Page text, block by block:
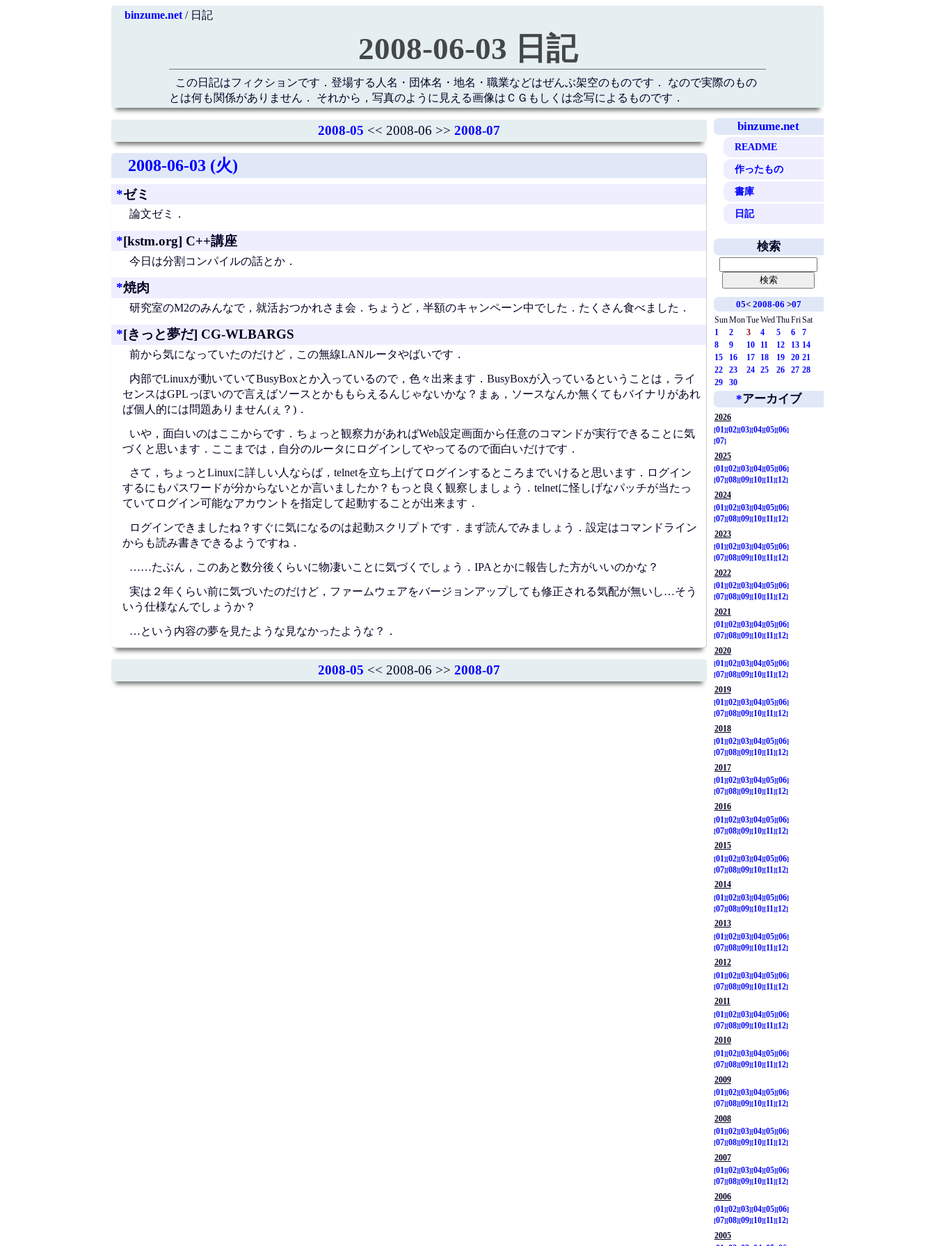
binzume.net/ 日記
2008-06-03 日記
この日記はフィクションです．登場する人名・団体名・地名・職業などはぜんぶ架空のものです． なので実際のもの
とは何も関係がありません． それから，写真のように見える画像はＣＧもしくは念写によるものです．
binzume.net
README
作ったもの
書庫
日記
2008-05 << 2008-06 >> 2008-07
2008-06-03 (火)
*ゼミ
論文ゼミ．
*[kstm.org] C++講座
今日は分割コンパイルの話とか．
*焼肉
研究室のM2のみんなで，就活おつかれさま会．ちょうど，半額のキャンペーン中でした．たくさん食べました．
*[きっと夢だ] CG-WLBARGS
前から気になっていたのだけど，この無線LANルータやばいです．
内部でLinuxが動いていてBusyBoxとか入っているので，色々出来ます．BusyBoxが入っているということは，ライ
センスはGPLっぽいので言えばソースとかももらえるんじゃないかな？まぁ，ソースなんか無くてもバイナリがあれ
ば個人的には問題ありません(ぇ？)．
いや，面白いのはここからです．ちょっと観察力があればWeb設定画面から任意のコマンドが実行できることに気
づくと思います．ここまでは，自分のルータにログインしてやってるので面白いだけです．
さて，ちょっとLinuxに詳しい人ならば，telnetを立ち上げてログインするところまでいけると思います．ログイン
するにもパスワードが分からないとか言いましたか？もっと良く観察しましょう．telnetに怪しげなパッチが当たっ
ていてログイン可能なアカウントを指定して起動することが出来ます．
ログインできましたね？すぐに気になるのは起動スクリプトです．まず読んでみましょう．設定はコマンドライン
からも読み書きできるようですね．
……たぶん，このあと数分後くらいに物凄いことに気づくでしょう．IPAとかに報告した方がいいのかな？
実は２年くらい前に気づいたのだけど，ファームウェアをバージョンアップしても修正される気配が無いし…そう
いう仕様なんでしょうか？
…という内容の夢を見たような見なかったような？．
2008-05 << 2008-06 >> 2008-07
検索
05< 2008-06 >07
SunMonTueWed ThuFriSat
1
2 3 4 5 6
7
8
9 10 11 12 13 14
15
16 17 18 19 20 21
22
23 24 25 26 27 28
29
30
*アーカイブ
2026
01
02 03 04 05 06
07
2025
01
02 03 04 05 06
07 08 09 10 11
12
2024
01
02 03 04 05 06
07 08 09 10 11
12
2023
01
02 03 04 05 06
07 08 09 10 11
12
2022
01
02 03 04 05 06
07 08 09 10 11
12
2021
01
02 03 04 05 06
07 08 09 10 11
12
2020
01
02 03 04 05 06
07 08 09 10 11
12
2019
01
02 03 04 05 06
07 08 09 10 11
12
2018
01 02 03 04 05 06
07 08 09 10 11 12
2017
01 02 03 04 05 06
07 08 09 10 11 12
2016
01
02 03 04 05 06
07 08 09 10 11
12
2015
01
02 03 04 05 06
07 08 09 10 11
12
2014
01
02 03 04 05 06
07 08 09 10 11
12
2013
01
02 03 04 05 06
07 08 09 10 11
12
2012
01
02 03 04 05 06
07 08 09 10 11
12
2011
01
02 03 04 05 06
07 08 09 10 11
12
2010
01
02 03 04 05 06
07 08 09 10 11
12
2009
01
02 03 04 05 06
07 08 09 10 11
12
2008
01
02 03 04 05 06
07 08 09 10 11
12
2007
01
02 03 04 05 06
07 08 09 10 11
12
2006
01
02 03 04 05 06
07 08 09 10 11
12
2005